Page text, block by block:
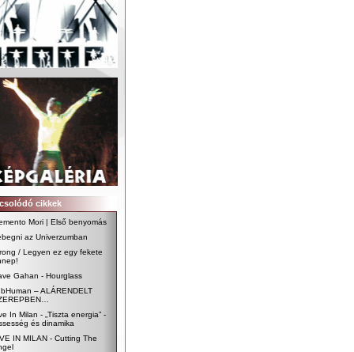
cikkek
Mori | Első benyomás
az Univerzumban
/ Legyen ez egy fekete
Gahan - Hourglass
– ALÁRENDELT
In Milan - „Tiszta energia” -
és dinamika
IN MILAN - Cutting The